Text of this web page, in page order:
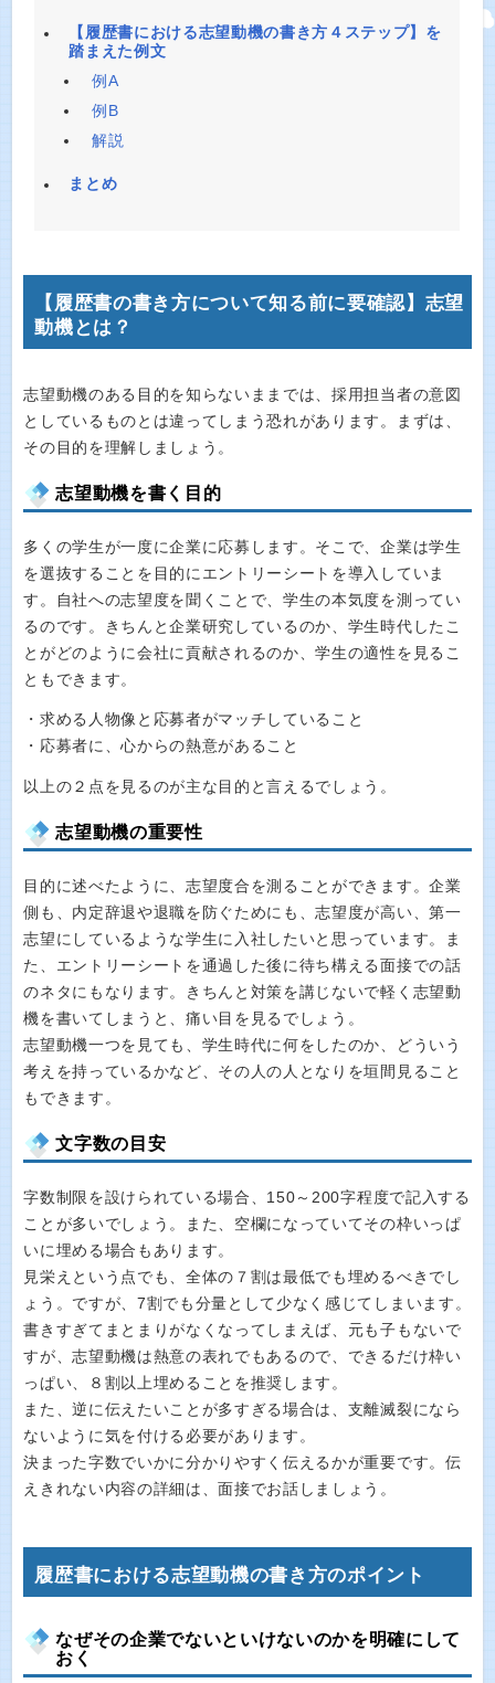
【履歴書における志望動機の書き方４ステップ】を
踏まえた例文
例A
例B
解説
まとめ
【履歴書の書き方について知る前に要確認】志望
動機とは？
志望動機のある目的を知らないままでは、採用担当者の意図
としているものとは違ってしまう恐れがあります。まずは、
その目的を理解しましょう。
志望動機を書く目的
多くの学生が一度に企業に応募します。そこで、企業は学生
を選抜することを目的にエントリーシートを導入していま
す。自社への志望度を聞くことで、学生の本気度を測ってい
るのです。きちんと企業研究しているのか、学生時代したこ
とがどのように会社に貢献されるのか、学生の適性を見るこ
ともできます。
・求める人物像と応募者がマッチしていること
・応募者に、心からの熱意があること
以上の２点を見るのが主な目的と言えるでしょう。
志望動機の重要性
目的に述べたように、志望度合を測ることができます。企業
側も、内定辞退や退職を防ぐためにも、志望度が高い、第一
志望にしているような学生に入社したいと思っています。ま
た、エントリーシートを通過した後に待ち構える面接での話
のネタにもなります。きちんと対策を講じないで軽く志望動
機を書いてしまうと、痛い目を見るでしょう。
志望動機一つを見ても、学生時代に何をしたのか、どういう
考えを持っているかなど、その人の人となりを垣間見ること
もできます。
文字数の目安
字数制限を設けられている場合、150～200字程度で記入する
ことが多いでしょう。また、空欄になっていてその枠いっぱ
いに埋める場合もあります。
見栄えという点でも、全体の７割は最低でも埋めるべきでし
ょう。ですが、7割でも分量として少なく感じてしまいます。
書きすぎてまとまりがなくなってしまえば、元も子もないで
すが、志望動機は熱意の表れでもあるので、できるだけ枠い
っぱい、８割以上埋めることを推奨します。
また、逆に伝えたいことが多すぎる場合は、支離滅裂になら
ないように気を付ける必要があります。
決まった字数でいかに分かりやすく伝えるかが重要です。伝
えきれない内容の詳細は、面接でお話しましょう。
履歴書における志望動機の書き方のポイント
なぜその企業でないといけないのかを明確にして
おく